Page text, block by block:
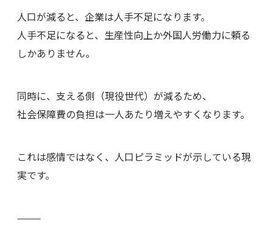
人口が減ると、企業は人手不足になります。
人手不足になると、生産性向上か外国人労働力に頼る
しかありません。
同時に、支える側（現役世代）が減るため、
社会保障費の負担は一人あたり増えやすくなります。
これは感情ではなく、人口ピラミッドが示している現
実です。
⸻